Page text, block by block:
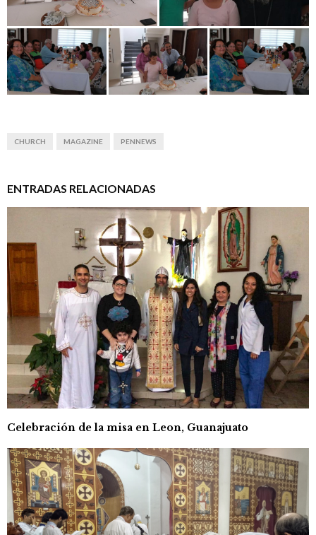
E
N
CHURCH MAGAZINE PENNEWS
ENTRADAS RELACIONADAS
Celebración de la misa en Leon, Guanajuato